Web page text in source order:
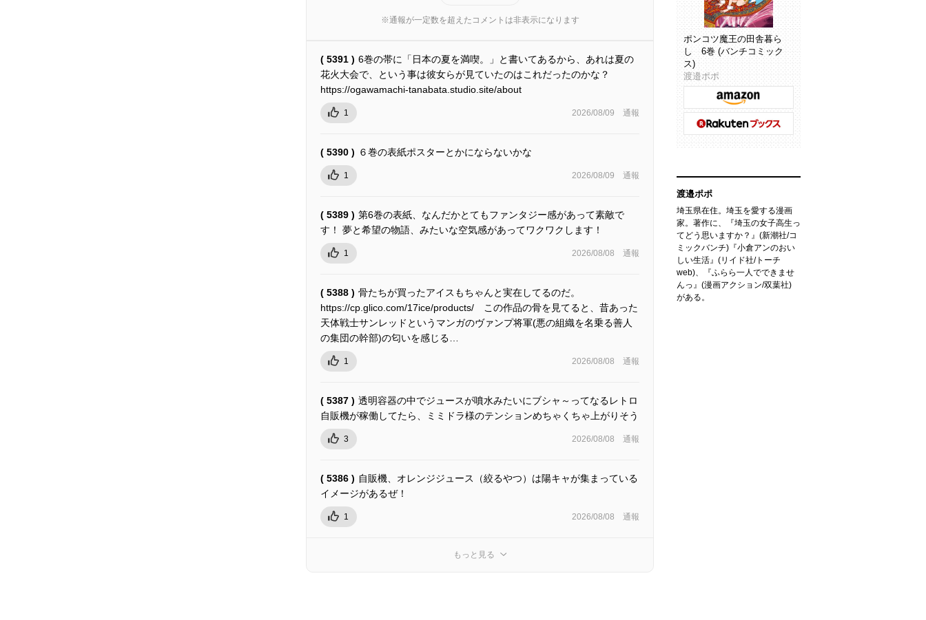
※通報が一定数を超えたコメントは非表示になります
( 5391 ) 6巻の帯に「日本の夏を満喫。」と書いてあるから、あれは夏の
花火大会で、という事は彼女らが見ていたのはこれだったのかな？
https://ogawamachi-tanabata.studio.site/about
1 2026/08/09 通報
( 5390 ) ６巻の表紙ポスターとかにならないかな
1 2026/08/09 通報
( 5389 ) 第6巻の表紙、なんだかとてもファンタジー感があって素敵で
す！ 夢と希望の物語、みたいな空気感があってワクワクします！
1 2026/08/08 通報
( 5388 ) 骨たちが買ったアイスもちゃんと実在してるのだ。
https://cp.glico.com/17ice/products/ この作品の骨を見てると、昔あった
天体戦士サンレッドというマンガのヴァンプ将軍(悪の組織を名乗る善人
の集団の幹部)の匂いを感じる…
1 2026/08/08 通報
( 5387 ) 透明容器の中でジュースが噴水みたいにブシャ～ってなるレトロ
自販機が稼働してたら、ミミドラ様のテンションめちゃくちゃ上がりそう
3 2026/08/08 通報
( 5386 ) 自販機、オレンジジュース（絞るやつ）は陽キャが集まっている
イメージがあるぜ！
1 2026/08/08 通報
もっと見る
ポンコツ魔王の田舎暮ら
し 6巻 (バンチコミック
ス)
渡邉ポポ
渡邉ポポ
埼玉県在住。埼玉を愛する漫画
家。著作に、『埼玉の女子高生っ
てどう思いますか？』(新潮社/コ
ミックバンチ)『小倉アンのおい
しい生活』(リイド社/トーチ
web)、『ふらら一人でできませ
んっ』(漫画アクション/双葉社)
がある。